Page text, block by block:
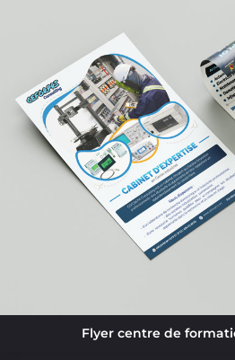
Flyer centre de